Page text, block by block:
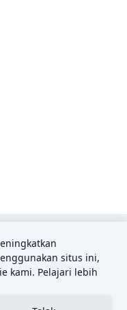
Policy
situs ini,
kami. Pelajari lebih